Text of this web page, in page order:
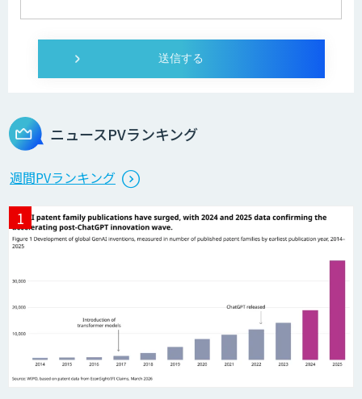
ニュースPVランキング
週間PVランキング